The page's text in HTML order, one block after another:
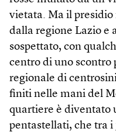
vietata. Ma il
dalla regione Lazio e
sospettato, con
centro di uno scontro
regionale di
finiti nelle mani del
quartiere è diventato
pentastellati, che tra